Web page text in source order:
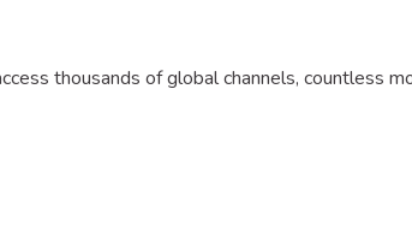
thousands of global channels, countless